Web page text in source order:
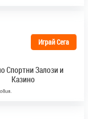
Играй Сега
Спортни Залози и
Казино